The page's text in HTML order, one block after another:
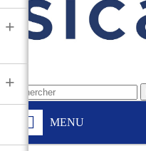
MENU
+
+